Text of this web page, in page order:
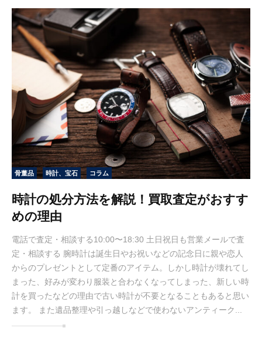
骨董品 時計、宝石 コラム
時計の処分方法を解説！買取査定がおすす
めの理由
電話で査定・相談する10:00〜18:30 土日祝日も営業メールで査
定・相談する 腕時計は誕生日やお祝いなどの記念日に親や恋人
からのプレゼントとして定番のアイテム。しかし時計が壊れてし
まった、好みが変わり服装と合わなくなってしまった、新しい時
計を買ったなどの理由で古い時計が不要となることもあると思い
ます。 また遺品整理や引っ越しなどで使わないアンティーク...